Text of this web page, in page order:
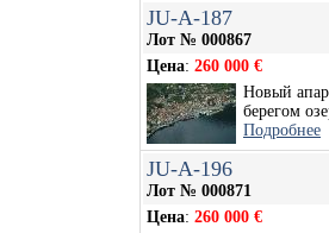
JU-A-187
Лот № 000867
Цена: 260 000 €
Новый
берегом
Подробнее
JU-A-196
Лот № 000871
Цена: 260 000 €